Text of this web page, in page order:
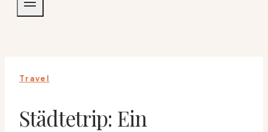
Travel
Städtetrip: Ein